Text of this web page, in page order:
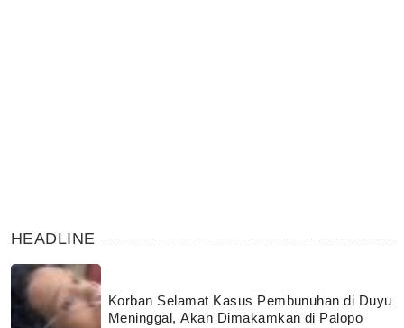
HEADLINE
Korban Selamat Kasus Pembunuhan di Duyu
Meninggal, Akan Dimakamkan di Palopo